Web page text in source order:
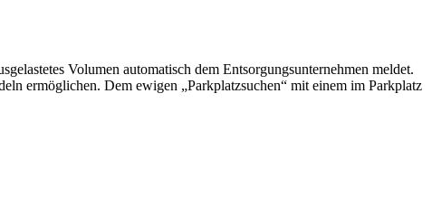
Volumen automatisch dem Entsorgungsunternehmen meldet.
ermöglichen. Dem ewigen „Parkplatzsuchen“ mit einem im Parkplatz